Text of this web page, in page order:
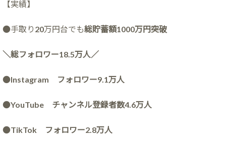
【実績】
●手取り20万円台でも総貯蓄額1000万円突破
＼総フォロワー18.5万人／
●Instagram フォロワー9.1万人
●YouTube チャンネル登録者数4.6万人
●TikTok フォロワー2.8万人